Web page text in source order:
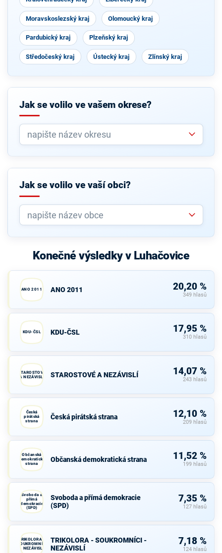
Moravskoslezský kraj Olomoucký kraj
Pardubický kraj Plzeňský kraj
Středočeský kraj Ústecký kraj Zlínský kraj
Jak se volilo ve vašem okrese?
Jak se volilo ve vaší obci?
Konečné výsledky v Luhačovice
ANO 2011 ANO 2011 20,20 %
349 hlasů
KDU-ČSL KDU-ČSL 17,95 %
310 hlasů
STAROSTOVÉ
A NEZÁVISLÍ
STAROSTOVÉ A NEZÁVISLÍ 14,07 %
243 hlasů
Česká
pirátská
strana
Česká pirátská strana 12,10 %
209 hlasů
Občanská
demokratická
strana
Občanská demokratická strana 11,52 %
199 hlasů
Svoboda a
přímá
demokracie
(SPD)
Svoboda a přímá demokracie
(SPD)
7,35 %
127 hlasů
TRIKOLORA -
SOUKROMNÍCI
- NEZÁVISLÍ
TRIKOLORA - SOUKROMNÍCI -
NEZÁVISLÍ
7,18 %
124 hlasů